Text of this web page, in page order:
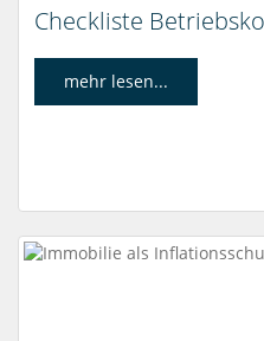
Checkliste
mehr lesen...